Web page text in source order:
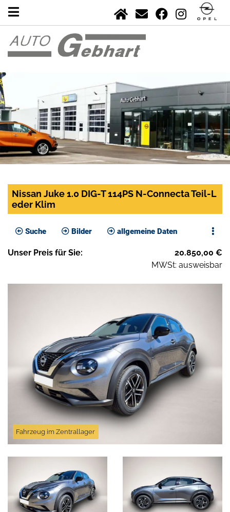
Nissan Juke 1.0 DIG-T 114PS N-Connecta Teil-L
eder Klim
Suche Bilder allgemeine Daten
Unser Preis für Sie: 20.850,00 €
MWSt: ausweisbar
Fahrzeug im Zentrallager